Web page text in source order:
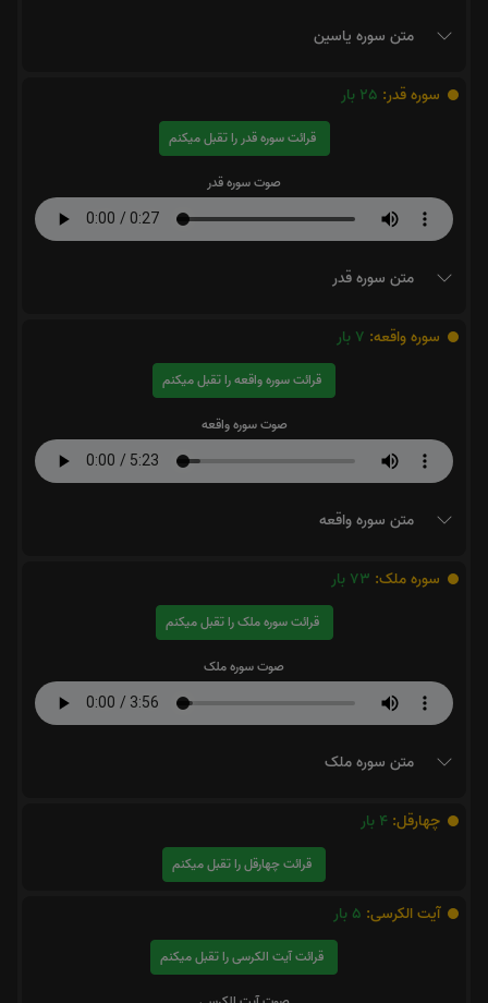
متن سوره یاسین
سوره قدر: 25 بار
قرائت سوره قدر را تقبل میکنم
صوت سوره قدر
متن سوره قدر
سوره واقعه: 7 بار
قرائت سوره واقعه را تقبل میکنم
صوت سوره واقعه
متن سوره واقعه
سوره ملک: 73 بار
قرائت سوره ملک را تقبل میکنم
صوت سوره ملک
متن سوره ملک
چهارقل: 4 بار
قرائت چهارقل را تقبل میکنم
آیت الکرسی: 5 بار
قرائت آیت الکرسی را تقبل میکنم